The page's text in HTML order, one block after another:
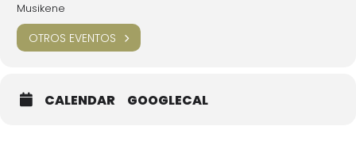
Musikene
OTROS EVENTOS
CALENDAR GOOGLECAL